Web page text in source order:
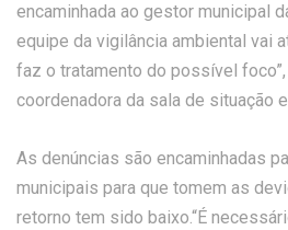
encaminhada ao gestor municipal
equipe da vigilância ambiental vai
faz o tratamento do possível
coordenadora da sala de situação
As denúncias são encaminhadas
municipais para que tomem as
retorno tem sido baixo.“É